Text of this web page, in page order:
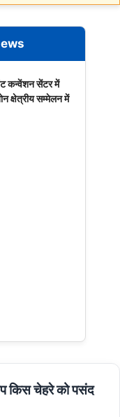
कन्वेंशन सेंटर में
क्षेत्रीय सम्मेलन में
किस चेहरे को पसंद